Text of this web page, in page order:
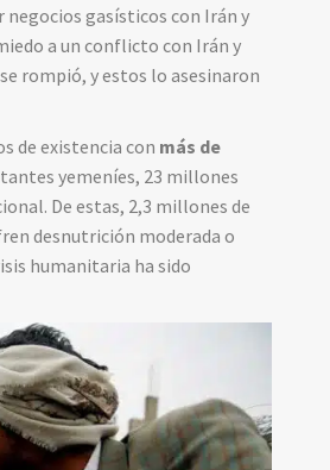
negocios gasísticos con Irán y
a un conflicto con Irán y
rompió, y estos lo asesinaron
de existencia con más de
yemeníes, 23 millones
De estas, 2,3 millones de
desnutrición moderada o
humanitaria ha sido